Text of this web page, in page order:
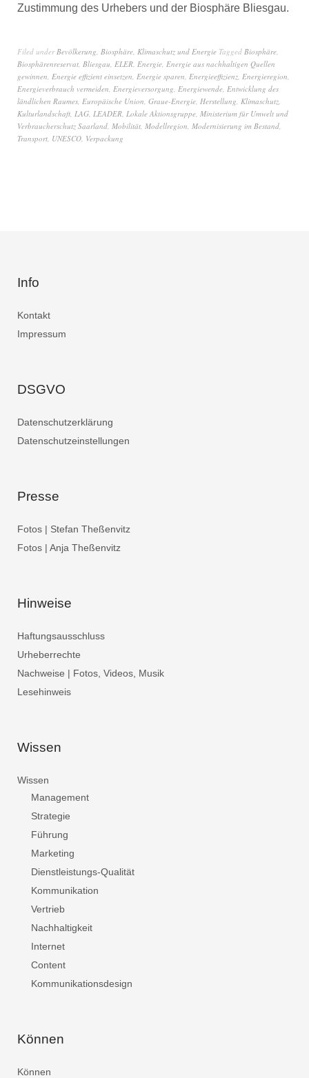
Zustimmung des Urhebers und der Biosphäre Bliesgau.
Filed underBevölkerung, Biosphäre, Klimaschutz und Energie Tagged Biosphäre,
Biosphärenreservat, Bliesgau, ELER, Energie, Energie aus nachhaltigen Quellen
gewinnen, Energie effizient einsetzen, Energie sparen, Energieeffizienz, Energieregion,
Energieverbrauch vermeiden, Energieversorgung, Energiewende, Entwicklung des
ländlichen Raumes, Europäische Union, Graue-Energie, Herstellung, Klimaschutz,
Kulturlandschaft, LAG, LEADER, Lokale Aktionsgruppe, Ministerium für Umwelt und
Verbraucherschutz Saarland, Mobilität, Modellregion, Modernisierung im Bestand,
Transport, UNESCO, Verpackung
Info
Kontakt
Impressum
DSGVO
Datenschutzerklärung
Datenschutzeinstellungen
Presse
Fotos | Stefan Theßenvitz
Fotos | Anja Theßenvitz
Hinweise
Haftungsausschluss
Urheberrechte
Nachweise | Fotos, Videos, Musik
Lesehinweis
Wissen
Wissen
Management
Strategie
Führung
Marketing
Dienstleistungs-Qualität
Kommunikation
Vertrieb
Nachhaltigkeit
Internet
Content
Kommunikationsdesign
Können
Können